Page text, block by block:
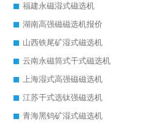
福建永磁湿式磁选机
湖南高强磁磁选机报价
山西铁尾矿湿式磁选机
云南永磁筒式干式磁选机
上海湿式高强磁磁选机
江苏干式选钛强磁选机
青海黑钨矿湿式磁选机